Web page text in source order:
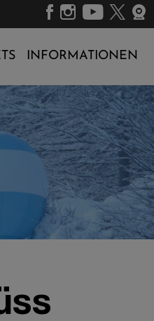
INFORMATIONEN